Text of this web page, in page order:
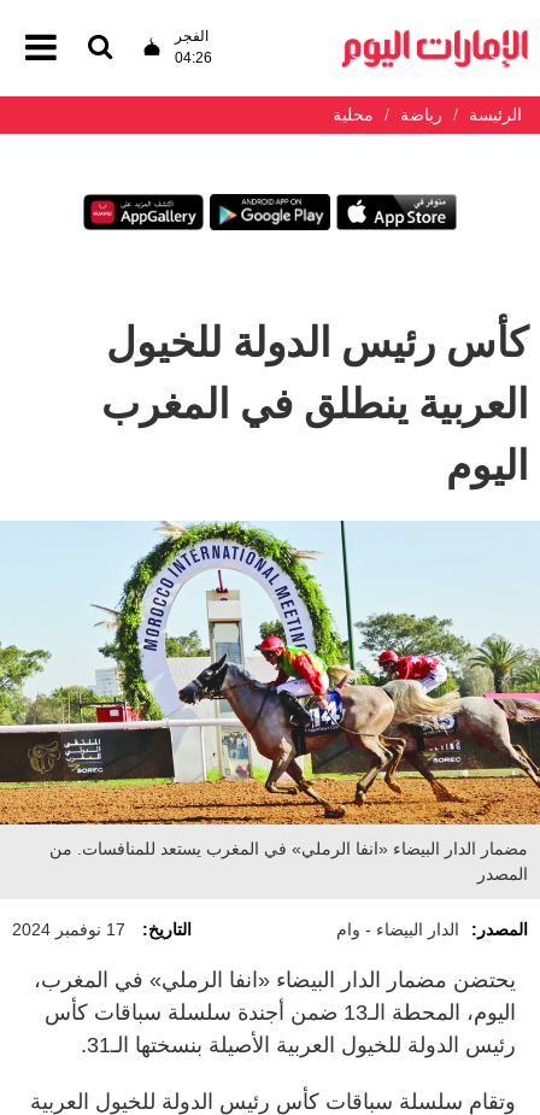
الفجر
04:26
الرئيسة رياضة محلية
كأس رئيس الدولة للخيول
العربية ينطلق في المغرب
اليوم
مضمار الدار البيضاء «انفا الرملي» في المغرب يستعد للمنافسات. من
المصدر
المصدر: الدار البيضاء - وام التاريخ: 17 نوفمبر 2024
يحتضن مضمار الدار البيضاء «انفا الرملي» في المغرب،
اليوم، المحطة الـ13 ضمن أجندة سلسلة سباقات كأس
رئيس الدولة للخيول العربية الأصيلة بنسختها الـ31.
وتقام سلسلة سباقات كأس رئيس الدولة للخيول العربية